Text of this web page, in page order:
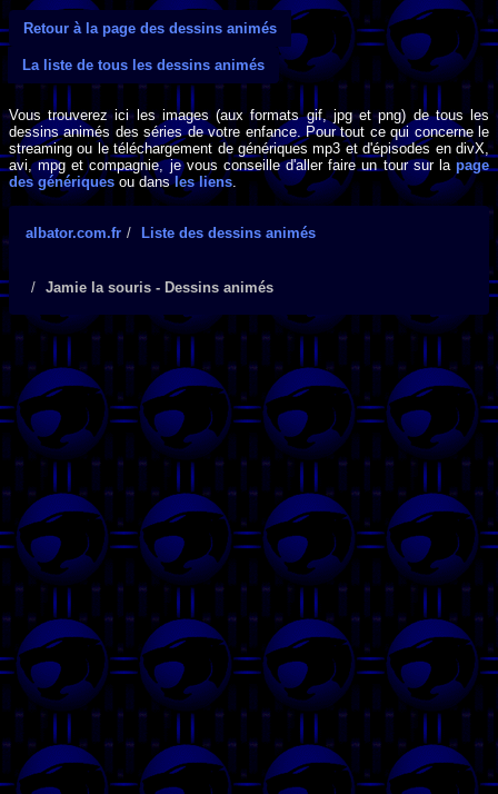
Retour à la page des dessins animés
La liste de tous les dessins animés
Vous trouverez ici les images (aux formats gif, jpg et png) de tous les
dessins animés des séries de votre enfance. Pour tout ce qui concerne le
streaming ou le téléchargement de génériques mp3 et d'épisodes en divX,
avi, mpg et compagnie, je vous conseille d'aller faire un tour sur la page
des génériques ou dansles liens.
albator.com.fr Liste des dessins animés
Jamie la souris - Dessins animés